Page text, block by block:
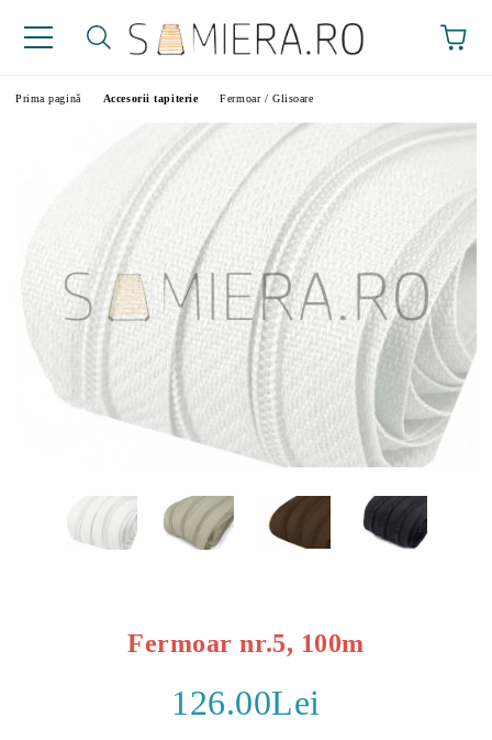
Prima pagină Accesorii tapiterie Fermoar / Glisoare
Fermoar nr.5, 100m
126.00Lei